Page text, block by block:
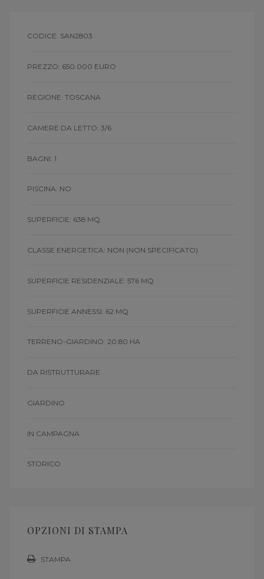
CODICE: SAN2803
PREZZO: 650.000 EURO
REGIONE: TOSCANA
CAMERE DA LETTO: 3/6
BAGNI: 1
PISCINA: NO
SUPERFICIE: 638 MQ
CLASSE ENERGETICA: NON (NON SPECIFICATO)
SUPERFICIE RESIDENZIALE: 576 MQ
SUPERFICIE ANNESSI: 62 MQ
TERRENO-GIARDINO: 20.80 HA
DA RISTRUTTURARE
GIARDINO
IN CAMPAGNA
STORICO
OPZIONI DI STAMPA
STAMPA